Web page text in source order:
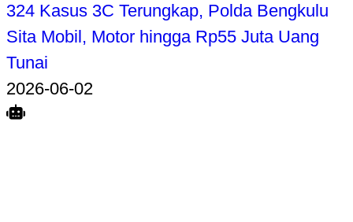
324 Kasus 3C Terungkap, Polda Bengkulu
Sita Mobil, Motor hingga Rp55 Juta Uang
Tunai
2026-06-02